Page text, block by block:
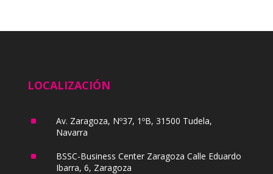
LOCALIZACIÓN
^
Av. Zaragoza, Nº37, 1ºB, 31500 Tudela,
Navarra
^
BSSC-Business Center Zaragoza Calle Eduardo
Ibarra, 6, Zaragoza